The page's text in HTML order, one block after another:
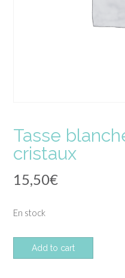
Tasse
cristaux
15,50€
En stock
quantité
de
Add to cart